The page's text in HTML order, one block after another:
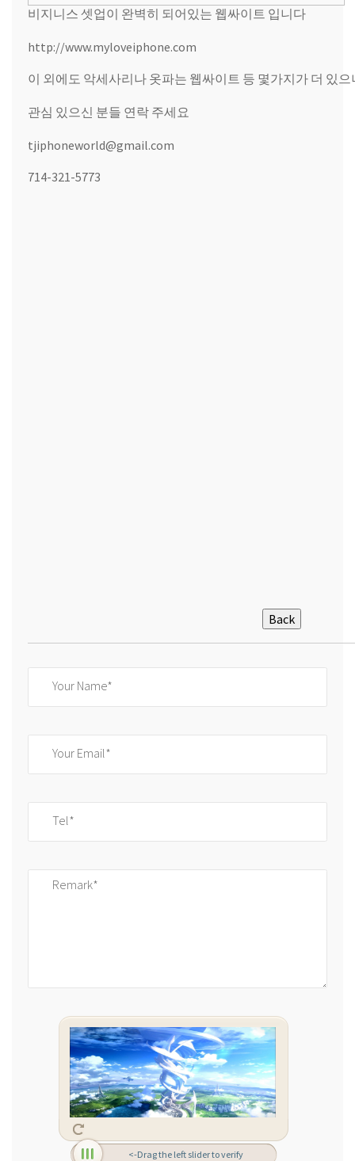
비지니스 셋업이 완벽히 되어있는 웹싸이트 입니다
http://www.myloveiphone.com
이 외에도 악세사리나 옷파는 웹싸이트 등 몇가지가 더 있으
관심 있으신 분들 연락 주세요
tjiphoneworld@gmail.com
714-321-5773
<-Drag the left slider to verify